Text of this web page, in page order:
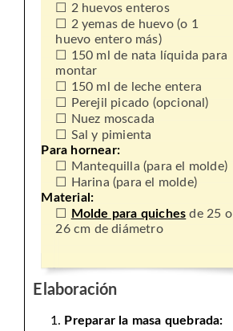
2 huevos enteros
2 yemas de huevo (o 1
huevo entero más)
150 ml de nata líquida para
montar
150 ml de leche entera
Perejil picado (opcional)
Nuez moscada
Sal y pimienta
Para hornear:
Mantequilla (para el molde)
Harina (para el molde)
Material:
Molde para quiches de 25 o
26 cm de diámetro
Elaboración
Preparar la masa quebrada: